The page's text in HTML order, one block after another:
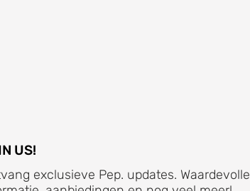
US!
exclusieve Pep. updates. Waardevolle